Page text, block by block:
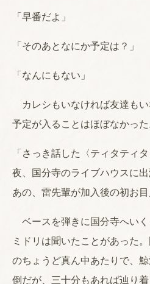
「早番だよ」
「そのあとなにか予定は？」
「なんにもない」
カレシもいなければ友達も
予定が入ることはほぼなかった
「さっき話した〈ティタティ
夜、国分寺のライブハウスに
あの、雷先輩が加入後の初お目
ベースを弾きに国分寺へいく
ミドリは聞いたことがあった
のちょうど真ん中あたりで、
倒だが、三十分もあれば辿り